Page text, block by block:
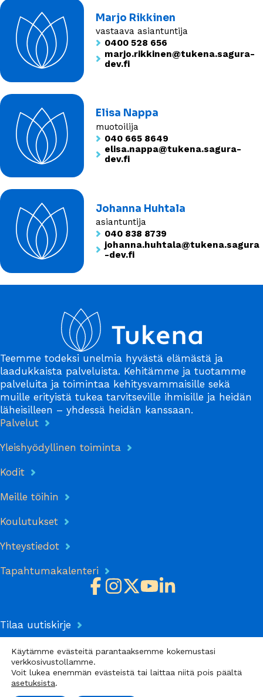
Marjo Rikkinen
vastaava asiantuntija
0400 528 656
marjo.rikkinen@tukena.sagura-
dev.fi
Elisa Nappa
muotoilija
040 665 8649
elisa.nappa@tukena.sagura-
dev.fi
Johanna Huhtala
asiantuntija
040 838 8739
johanna.huhtala@tukena.sagura
-dev.fi
Teemme todeksi unelmia hyvästä elämästä ja
laadukkaista palveluista. Kehitämme ja tuotamme
palveluita ja toimintaa kehitysvammaisille sekä
muille erityistä tukea tarvitseville ihmisille ja heidän
läheisilleen – yhdessä heidän kanssaan.
Palvelut
Yleishyödyllinen toiminta
Kodit
Meille töihin
Koulutukset
Yhteystiedot
Tapahtumakalenteri
Tilaa uutiskirje
Tietosuojaseloste
Anna meille palautetta
Käytämme evästeitä parantaaksemme kokemustasi
verkkosivustollamme.
Voit lukea enemmän evästeistä tai laittaa niitä pois päältä
asetuksista.